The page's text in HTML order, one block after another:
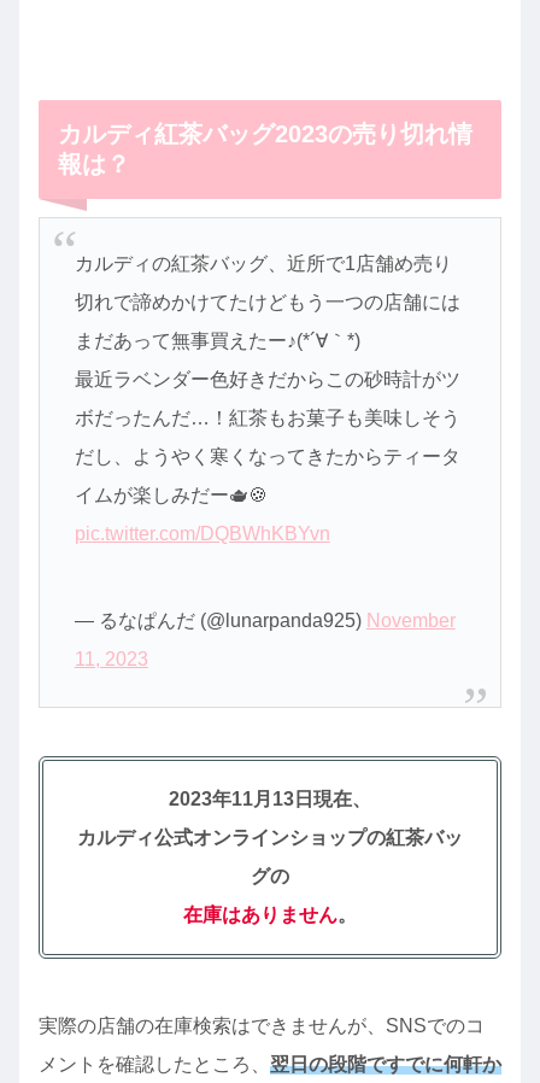
カルディ紅茶バッグ2023の売り切れ情
報は？
カルディの紅茶バッグ、近所で1店舗め売り
切れで諦めかけてたけどもう一つの店舗には
まだあって無事買えたー♪(*´∀｀*)
最近ラベンダー色好きだからこの砂時計がツ
ボだったんだ…！紅茶もお菓子も美味しそう
だし、ようやく寒くなってきたからティータ
イムが楽しみだー🫖🍪
pic.twitter.com/DQBWhKBYvn
— るなぱんだ (@lunarpanda925) November
11, 2023
2023年11月13日現在、
カルディ公式オンラインショップの紅茶バッ
グの
在庫はありません。
実際の店舗の在庫検索はできませんが、SNSでのコ
メントを確認したところ、 翌日の段階ですでに何軒か